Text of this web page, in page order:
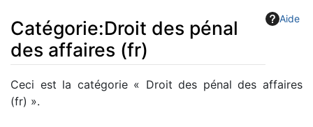
Aide
Catégorie:Droit des pénal
des affaires (fr)
Aller à :navigation,rechercher
Ceci est la catégorie « Droit des pénal des affaires
(fr) ».